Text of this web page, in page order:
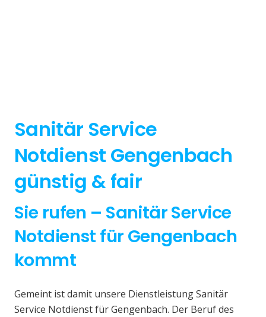
Sanitär Service
Notdienst Gengenbach
günstig & fair
Sie rufen – Sanitär Service
Notdienst für Gengenbach
kommt
Gemeint ist damit unsere Dienstleistung Sanitär
Service Notdienst für Gengenbach. Der Beruf des